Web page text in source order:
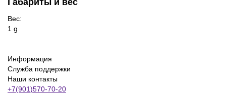
Габариты и вес
Вес:
1 g
Информация
Служба поддержки
Наши контакты
+7(901)570-70-20